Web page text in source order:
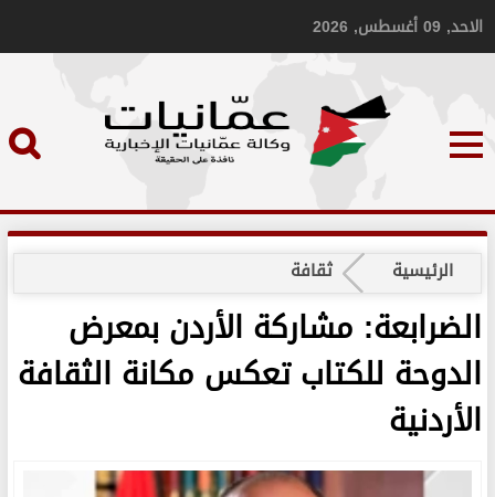
الاحد, 09 أغسطس, 2026
الرئيسية ثقافة
الضرابعة: مشاركة الأردن بمعرض
الدوحة للكتاب تعكس مكانة الثقافة
الأردنية